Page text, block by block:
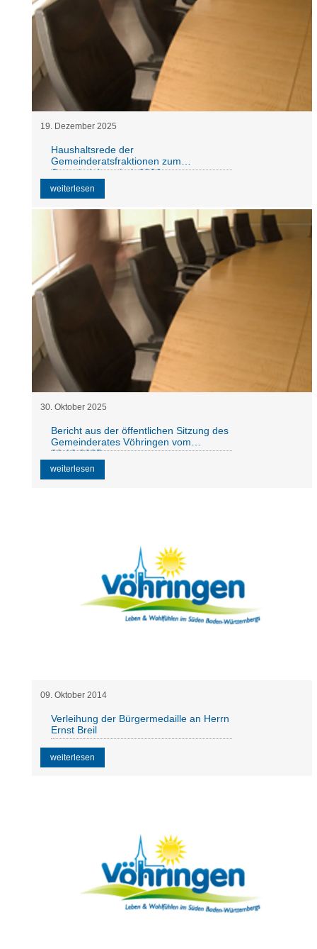
19. Dezember 2025
Haushaltsrede der
Gemeinderatsfraktionen zum
Gemeindehaushalt 2026
weiterlesen
30 Oktober 2025
Bericht aus der öffentlichen Sitzung des
Gemeinderates Vöhringen vom
20.10.2025
weiterlesen
09. Oktober 2014
Verleihung der Bürgermedaille an Herrn
Ernst Breil
weiterlesen